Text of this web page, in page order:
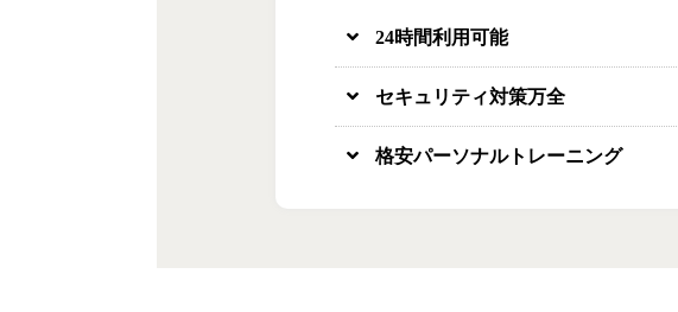
24時間利用可能
セキュリティ対策万全
格安パーソナルトレーニング